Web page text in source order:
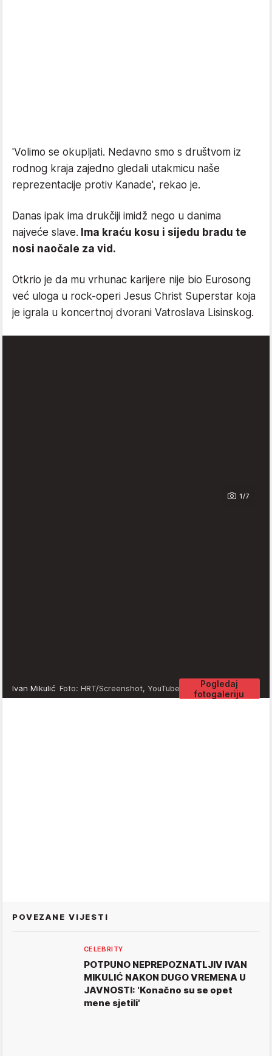
'Volimo se okupljati. Nedavno smo s društvom iz
rodnog kraja zajedno gledali utakmicu naše
reprezentacije protiv Kanade', rekao je.
Danas ipak ima drukčiji imidž nego u danima
najveće slave. Ima kraću kosu i sijedu bradu te
nosi naočale za vid.
Otkrio je da mu vrhunac karijere nije bio Eurosong
već uloga u rock-operi Jesus Christ Superstar koja
je igrala u koncertnoj dvorani Vatroslava Lisinskog.
1/7
Pogledaj
fotogaleriju
Ivan Mikulić Foto: HRT/Screenshot, YouTube
POVEZANE VIJESTI
CELEBRITY
POTPUNO NEPREPOZNATLJIV IVAN
MIKULIĆ NAKON DUGO VREMENA U
JAVNOSTI: 'Konačno su se opet
mene sjetili'